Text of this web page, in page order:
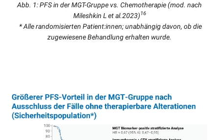
Abb. 1: PFS in der MGT-Gruppe vs. Chemotherapie (mod. nach
Mileshkin L et al.2023)16
* Alle randomisierten Patient:innen; unabhängig davon, ob die
zugewiesene Behandlung erhalten wurde.